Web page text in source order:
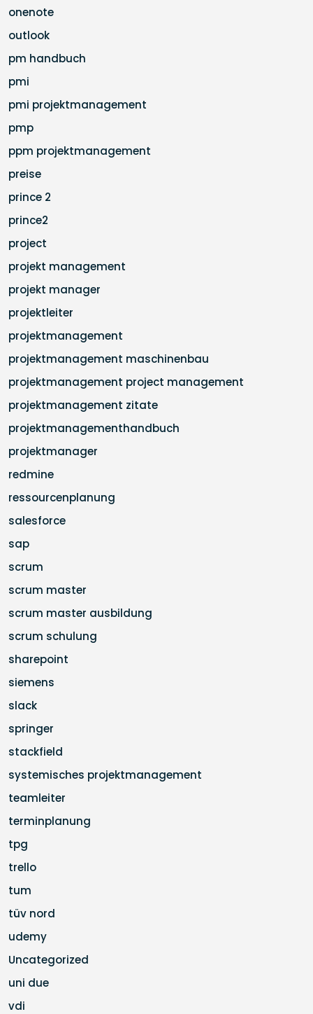
onenote
outlook
pm handbuch
pmi
pmi projektmanagement
pmp
ppm projektmanagement
preise
prince 2
prince2
project
projekt management
projekt manager
projektleiter
projektmanagement
projektmanagement maschinenbau
projektmanagement project management
projektmanagement zitate
projektmanagementhandbuch
projektmanager
redmine
ressourcenplanung
salesforce
sap
scrum
scrum master
scrum master ausbildung
scrum schulung
sharepoint
siemens
slack
springer
stackfield
systemisches projektmanagement
teamleiter
terminplanung
tpg
trello
tum
tüv nord
udemy
Uncategorized
uni due
vdi